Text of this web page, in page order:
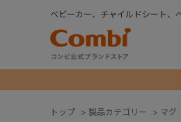
ベビーカー、チャイルドシート、
トップ > 製品カテゴリー > マグ